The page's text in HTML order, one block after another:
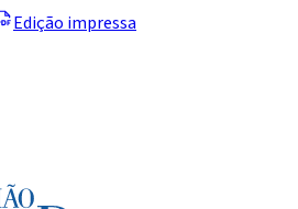
Edição impressa